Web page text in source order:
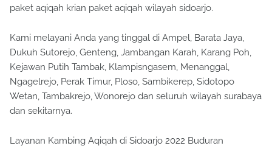
paket aqiqah krian paket aqiqah wilayah sidoarjo.
Kami melayani Anda yang tinggal di Ampel, Barata Jaya,
Dukuh Sutorejo, Genteng, Jambangan Karah, Karang Poh,
Kejawan Putih Tambak, Klampisngasem, Menanggal,
Ngagelrejo, Perak Timur, Ploso, Sambikerep, Sidotopo
Wetan, Tambakrejo, Wonorejo dan seluruh wilayah surabaya
dan sekitarnya.
Layanan Kambing Aqiqah di Sidoarjo 2022 Buduran